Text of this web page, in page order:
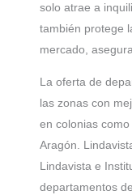
solo atrae a
también protege
mercado,
La oferta de
las zonas con
en colonias
Aragón.
Lindavista e
departamentos